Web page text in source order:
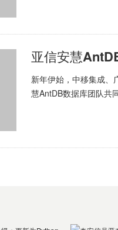
亚信安慧
新年伊始，中移集成、
慧AntDB数据库团队共